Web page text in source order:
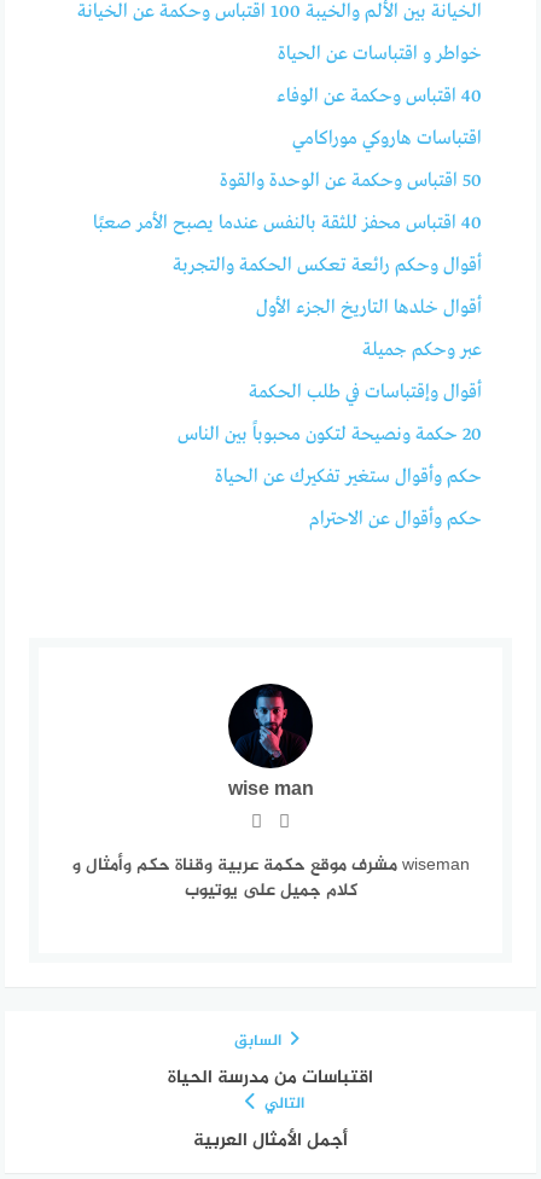
الخيانة بين الألم والخيبة 100 اقتباس وحكمة عن الخيانة
خواطر و اقتباسات عن الحياة
40 اقتباس وحكمة عن الوفاء
اقتباسات هاروكي موراكامي
50 اقتباس وحكمة عن الوحدة والقوة
40 اقتباس محفز للثقة بالنفس عندما يصبح الأمر صعبًا
أقوال وحكم رائعة تعكس الحكمة والتجربة
أقوال خلدها التاريخ الجزء الأول
عبر وحكم جميلة
أقوال وإقتباسات في طلب الحكمة
20 حكمة ونصيحة لتكون محبوباً بين الناس
حكم وأقوال ستغير تفكيرك عن الحياة
حكم وأقوال عن الاحترام
wise man
wiseman مشرف موقع حكمة عربية وقناة حكم وأمثال و
كلام جميل على يوتيوب
السابق
اقتباسات من مدرسة الحياة
التالي
أجمل الأمثال العربية